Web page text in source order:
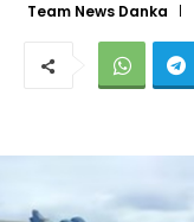
Team News Danka